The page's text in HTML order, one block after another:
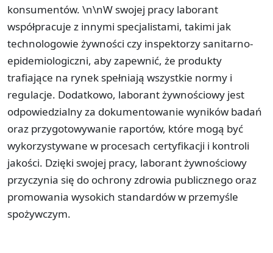
konsumentów. \n\nW swojej pracy laborant
współpracuje z innymi specjalistami, takimi jak
technologowie żywności czy inspektorzy sanitarno-
epidemiologiczni, aby zapewnić, że produkty
trafiające na rynek spełniają wszystkie normy i
regulacje. Dodatkowo, laborant żywnościowy jest
odpowiedzialny za dokumentowanie wyników badań
oraz przygotowywanie raportów, które mogą być
wykorzystywane w procesach certyfikacji i kontroli
jakości. Dzięki swojej pracy, laborant żywnościowy
przyczynia się do ochrony zdrowia publicznego oraz
promowania wysokich standardów w przemyśle
spożywczym.